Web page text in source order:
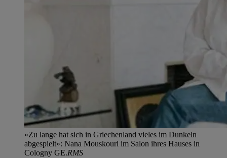
«Zu lange hat sich in Griechenland vieles im Dunkeln
abgespielt»: Nana Mouskouri im Salon ihres Hauses in
Cologny GE.RMS